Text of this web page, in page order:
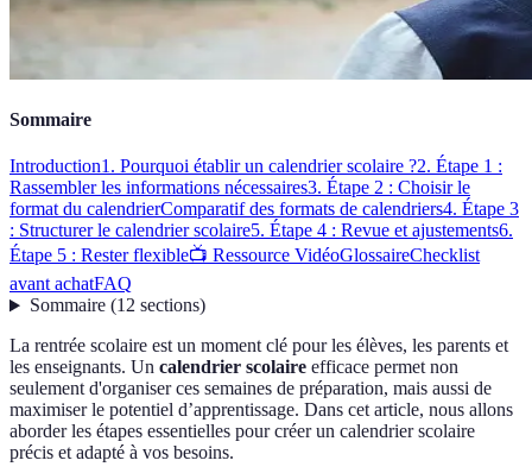
Sommaire
Introduction1. Pourquoi établir un calendrier scolaire ?2. Étape 1 :
Rassembler les informations nécessaires3. Étape 2 : Choisir le
format du calendrierComparatif des formats de calendriers4. Étape 3
: Structurer le calendrier scolaire5. Étape 4 : Revue et ajustements6.
Étape 5 : Rester flexible📺 Ressource VidéoGlossaireChecklist
avant achatFAQ
Sommaire(12 sections)
La rentrée scolaire est un moment clé pour les élèves, les parents et
les enseignants. Un calendrier scolaire efficace permet non
seulement d'organiser ces semaines de préparation, mais aussi de
maximiser le potentiel d’apprentissage. Dans cet article, nous allons
aborder les étapes essentielles pour créer un calendrier scolaire
précis et adapté à vos besoins.